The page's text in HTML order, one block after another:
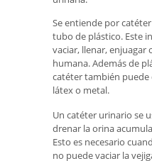
Se entiende por
tubo de plástico. Este
vaciar, llenar, enjuagar
humana. Además de
catéter también puede
látex o metal.
Un catéter urinario se
drenar la orina
Esto es necesario
no puede vaciar la